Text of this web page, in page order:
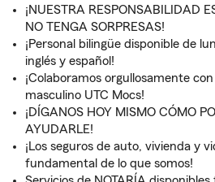
¡NUESTRA RESPONSABILIDAD
NO TENGA SORPRESAS!
¡Personal bilingüe disponible de
inglés y español!
¡Colaboramos orgullosamente
masculino UTC Mocs!
¡DÍGANOS HOY MISMO CÓMO
AYUDARLE!
¡Los seguros de auto, vivienda y
fundamental de lo que somos!